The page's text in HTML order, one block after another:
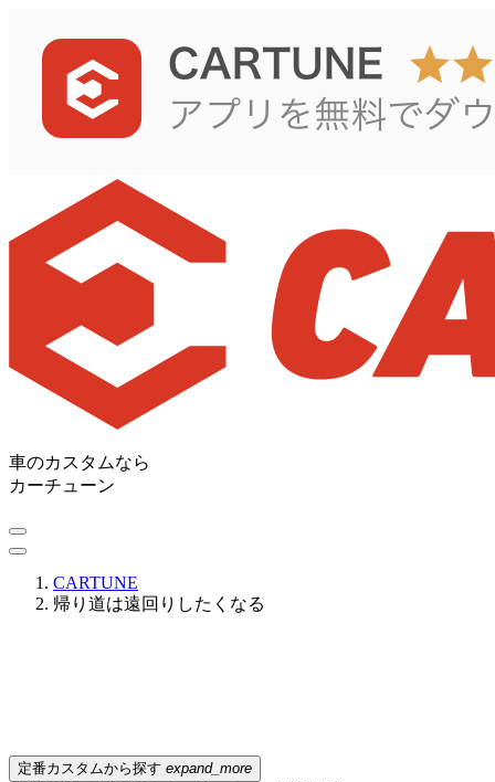
車のカスタムなら
カーチューン
CARTUNE
帰り道は遠回りしたくなる
定番カスタムから探す expand_more